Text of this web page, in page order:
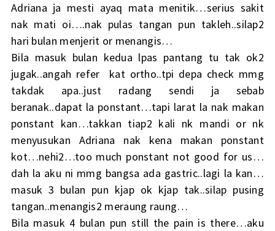
Adriana ja mesti ayaq mata menitik…serius sakit
nak mati oi….nak pulas tangan pun takleh..silap2
hari bulan menjerit or menangis…
Bila masuk bulan kedua lpas pantang tu tak ok2
jugak..angah refer kat ortho..tpi depa check mmg
takdak apa..just radang sendi ja sebab
beranak..dapat la ponstant…tapi larat la nak makan
ponstant kan…takkan tiap2 kali nk mandi or nk
menyusukan Adriana nak kena makan ponstant
kot…nehi2…too much ponstant not good for us…
dah la aku ni mmg bangsa ada gastric..lagi la kan…
masuk 3 bulan pun kjap ok kjap tak..silap pusing
tangan..menangis2 meraung raung…
Bila masuk 4 bulan pun still the pain is there…aku